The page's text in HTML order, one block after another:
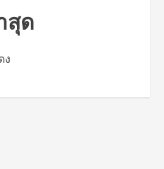
สุด
ง